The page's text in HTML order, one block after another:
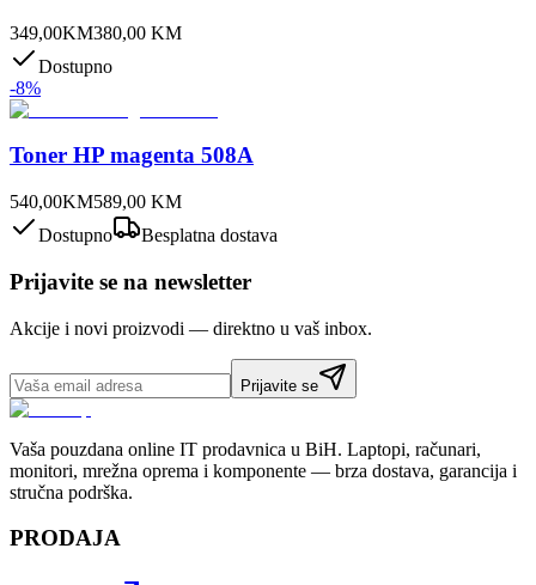
349,00KM380,00 KM
Dostupno
-8%
Toner HP magenta 508A
540,00KM589,00 KM
Dostupno
Besplatna dostava
Prijavite se na newsletter
Akcije i novi proizvodi — direktno u vaš inbox.
Prijavite se
Vaša pouzdana online IT prodavnica u BiH. Laptopi, računari,
monitori, mrežna oprema i komponente — brza dostava, garancija i
stručna podrška.
PRODAJA